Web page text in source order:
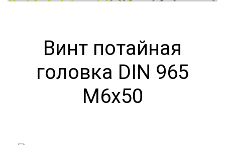
Винт потайная
головка DIN 965
М6х50